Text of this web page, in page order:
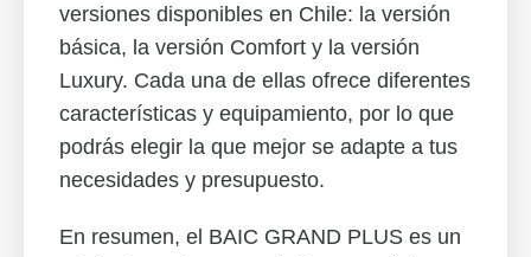
versiones disponibles en Chile: la versión
básica, la versión Comfort y la versión
Luxury. Cada una de ellas ofrece diferentes
características y equipamiento, por lo que
podrás elegir la que mejor se adapte a tus
necesidades y presupuesto.
En resumen, el BAIC GRAND PLUS es un